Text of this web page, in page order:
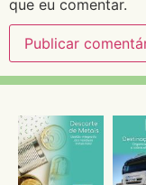
que eu comentar.